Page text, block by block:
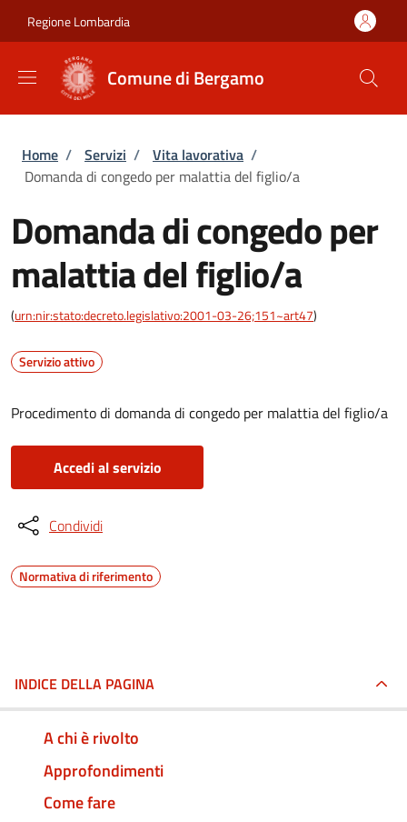
Regione Lombardia
Comune di Bergamo
Briciole di pane
Home / Servizi / Vita lavorativa /
Domanda di congedo per malattia del figlio/a
Domanda di congedo per
malattia del figlio/a
(urn:nir:stato:decreto.legislativo:2001-03-26;151~art47)
Servizio attivo
Procedimento di domanda di congedo per malattia del figlio/a
Accedi al servizio
Condividi
Normativa di riferimento
INDICE DELLA PAGINA
A chi è rivolto
Approfondimenti
Come fare